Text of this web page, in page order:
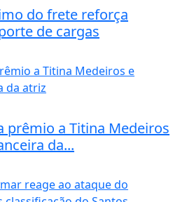
do frete reforça
de cargas
prêmio a Titina Medeiros
da...